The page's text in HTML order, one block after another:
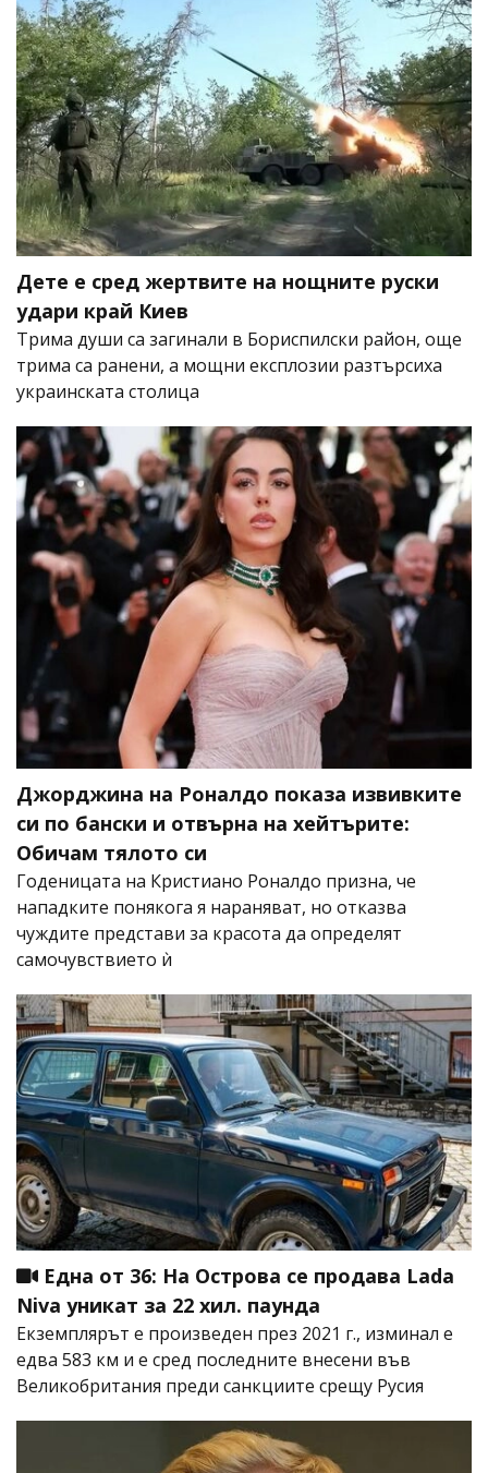
Дете е сред жертвите на нощните руски
удари край Киев
Трима души са загинали в Бориспилски район, още
трима са ранени, а мощни експлозии разтърсиха
украинската столица
Джорджина на Роналдо показа извивките
си по бански и отвърна на хейтърите:
Обичам тялото си
Годеницата на Кристиано Роналдо призна, че
нападките понякога я нараняват, но отказва
чуждите представи за красота да определят
самочувствието ѝ
Една от 36: На Острова се продава Lada
Niva уникат за 22 хил. паунда
Екземплярът е произведен през 2021 г., изминал е
едва 583 км и е сред последните внесени във
Великобритания преди санкциите срещу Русия